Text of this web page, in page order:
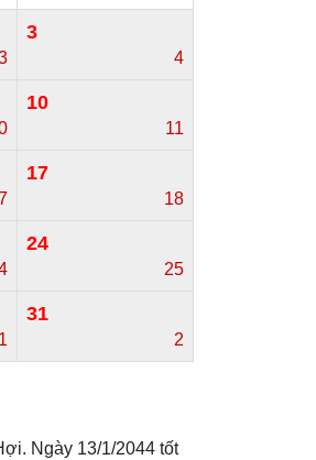
3
4
10
11
17
18
24
25
31
2
Ngày 13/1/2044 tốt